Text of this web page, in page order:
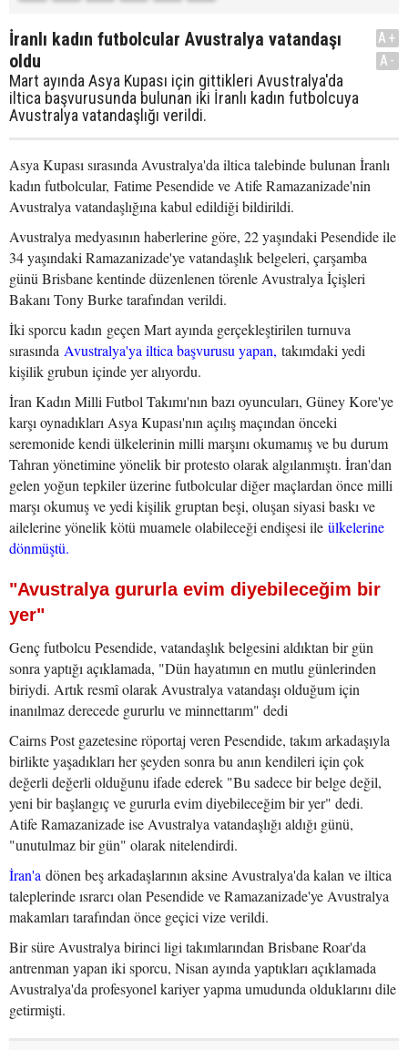
İranlı kadın futbolcular Avustralya vatandaşı
oldu
Mart ayında Asya Kupası için gittikleri Avustralya'da
iltica başvurusunda bulunan iki İranlı kadın futbolcuya
Avustralya vatandaşlığı verildi.
A+
A-
Asya Kupası sırasında Avustralya'da iltica talebinde bulunan İranlı
kadın futbolcular, Fatime Pesendide ve Atife Ramazanizade'nin
Avustralya vatandaşlığına kabul edildiği bildirildi.
Avustralya medyasının haberlerine göre, 22 yaşındaki Pesendide ile
34 yaşındaki Ramazanizade'ye vatandaşlık belgeleri, çarşamba
günü Brisbane kentinde düzenlenen törenle Avustralya İçişleri
Bakanı Tony Burke tarafından verildi.
İki sporcu kadın geçen Mart ayında gerçekleştirilen turnuva
sırasında Avustralya'ya iltica başvurusu yapan, takımdaki yedi
kişilik grubun içinde yer alıyordu.
İran Kadın Milli Futbol Takımı'nın bazı oyuncuları, Güney Kore'ye
karşı oynadıkları Asya Kupası'nın açılış maçından önceki
seremonide kendi ülkelerinin milli marşını okumamış ve bu durum
Tahran yönetimine yönelik bir protesto olarak algılanmıştı. İran'dan
gelen yoğun tepkiler üzerine futbolcular diğer maçlardan önce milli
marşı okumuş ve yedi kişilik gruptan beşi, oluşan siyasi baskı ve
ailelerine yönelik kötü muamele olabileceği endişesi ile ülkelerine
dönmüştü.
"Avustralya gururla evim diyebileceğim bir
yer"
Genç futbolcu Pesendide, vatandaşlık belgesini aldıktan bir gün
sonra yaptığı açıklamada, "Dün hayatımın en mutlu günlerinden
biriydi. Artık resmî olarak Avustralya vatandaşı olduğum için
inanılmaz derecede gururlu ve minnettarım" dedi
Cairns Post gazetesine röportaj veren Pesendide, takım arkadaşıyla
birlikte yaşadıkları her şeyden sonra bu anın kendileri için çok
değerli değerli olduğunu ifade ederek "Bu sadece bir belge değil,
yeni bir başlangıç ve gururla evim diyebileceğim bir yer" dedi.
Atife Ramazanizade ise Avustralya vatandaşlığı aldığı günü,
"unutulmaz bir gün" olarak nitelendirdi.
İran'a dönen beş arkadaşlarının aksine Avustralya'da kalan ve iltica
taleplerinde ısrarcı olan Pesendide ve Ramazanizade'ye Avustralya
makamları tarafından önce geçici vize verildi.
Bir süre Avustralya birinci ligi takımlarından Brisbane Roar'da
antrenman yapan iki sporcu, Nisan ayında yaptıkları açıklamada
Avustralya'da profesyonel kariyer yapma umudunda olduklarını dile
getirmişti.